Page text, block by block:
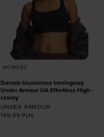
NOWOŚĆ
Dodaj produkt w
rozmiarze
Damski biustonosz treningowy
Under Armour UA Effortless High -
czarny
UNDER ARMOUR
199,99 PLN